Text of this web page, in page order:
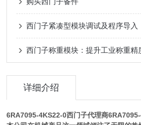
西门子紧凑型模块调试及程序导入
西门子称重模块：提升工业称重精
详细介绍
6RA7095-4KS22-0西门子代理商